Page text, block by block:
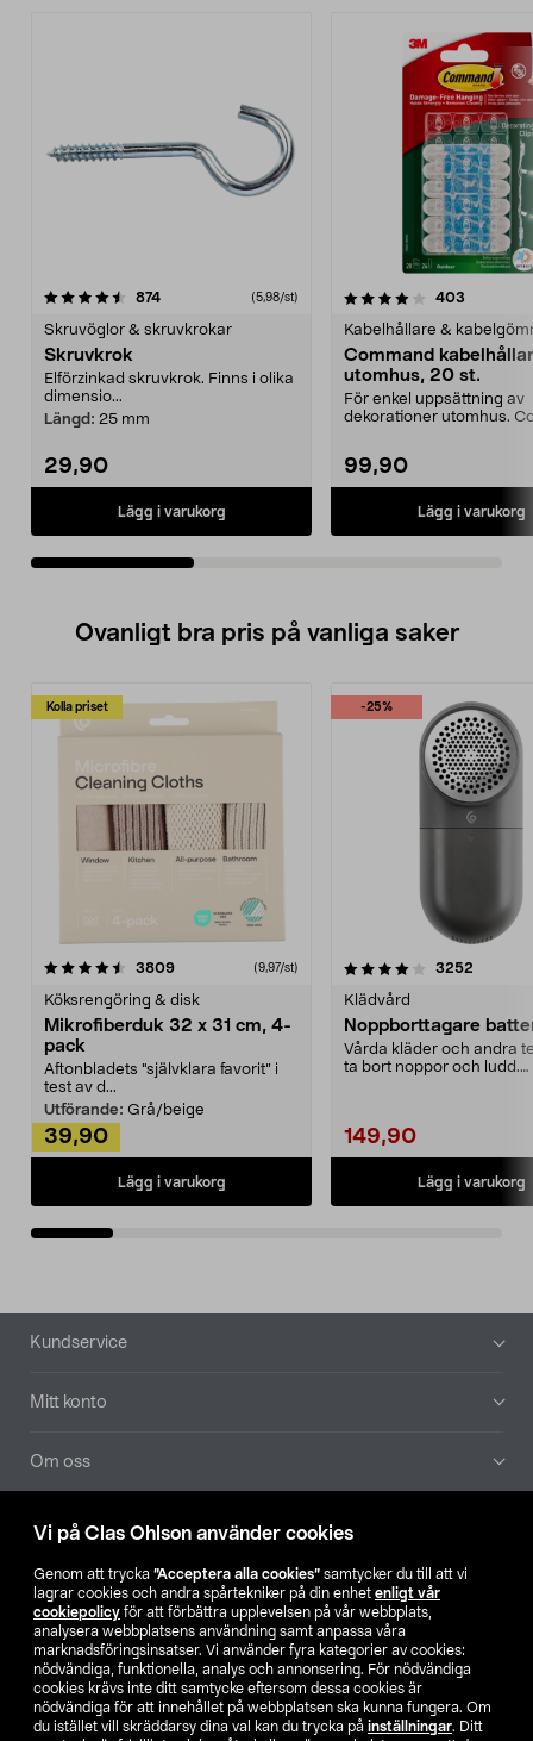
Vi på Clas Ohlson använder cookies
Genom att trycka ”Acceptera alla cookies” samtycker du till att vi
lagrar cookies och andra spårtekniker på din enhet enligt vår
cookiepolicy för att förbättra upplevelsen på vår webbplats,
analysera webbplatsens användning samt anpassa våra
marknadsföringsinsatser. Vi använder fyra kategorier av cookies:
nödvändiga, funktionella, analys och annonsering. För nödvändiga
cookies krävs inte ditt samtycke eftersom dessa cookies är
nödvändiga för att innehållet på webbplatsen ska kunna fungera. Om
du istället vill skräddarsy dina val kan du trycka på inställningar. Ditt
874recensioner (5,98/st)
Skruvöglor & skruvkrokar
Skruvkrok
Elförzinkad skruvkrok. Finns i olika
dimensio...
Längd: 25 mm
29,90
Lägg i varukorg
4.0av 5 stjärnor 403
Kabelhållare &
Command
utomhus, 20 st.
För enkel uppsättning av
dekorationer utomhus.
99,90
Lägg i varukorg
4.5av 5 stjärnor
Ovanligt bra pris på vanliga saker
Kolla priset
3809recensioner (9,97/st)
Köksrengöring & disk
Mikrofiberduk 32 x 31 cm, 4-
pack
Aftonbladets "självklara favorit” i
test av d...
Utförande: Grå/beige
39,90
Lägg i varukorg
-25%
4.0av 5 stjärnor 3252
Klädvård
Noppborttagare
Vårda kläder och andra
ta bort noppor och ludd.
149,90
Lägg i varukorg
4.5av 5 stjärnor
Sidfot
Kundservice
Mitt konto
Om oss
Aktuellt
Våra bolag
Hitta butik
SE NO FI